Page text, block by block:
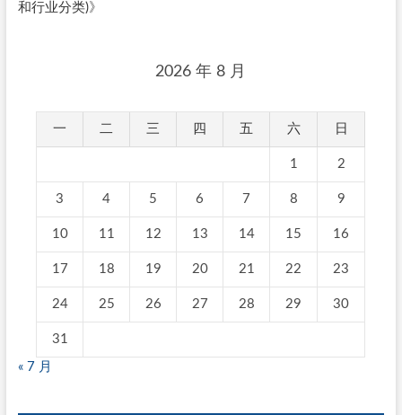
和行业分类)》
2026 年 8 月
一 二 三 四 五 六 日
1 2
3 4 5 6 7 8 9
10 11 12 13 14 15 16
17 18 19 20 21 22 23
24 25 26 27 28 29 30
31
« 7 月